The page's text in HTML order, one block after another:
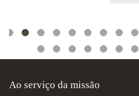
Ao serviço da missão